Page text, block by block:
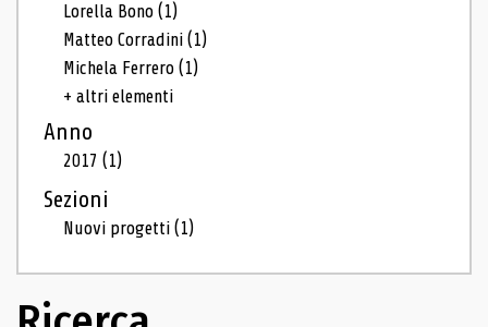
Lorella Bono(1)
Matteo Corradini(1)
Michela Ferrero(1)
+ altri elementi
Anno
2017(1)
Sezioni
Nuovi progetti(1)